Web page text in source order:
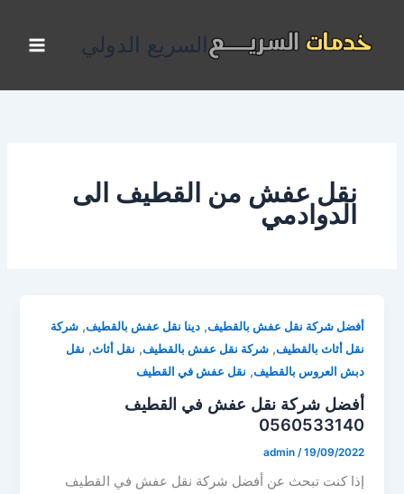
المحتوى
السريع الدولي
نقل عفش من القطيف الى
الدوادمي
أفضل شركة نقل عفش بالقطيف,دينا نقل عفش بالقطيف,شركة
نقل أثاث بالقطيف,شركة نقل عفش بالقطيف, نقل أثاث, نقل
دبش العروس بالقطيف, نقل عفش في القطيف
أفضل شركة نقل عفش في القطيف
0560533140
admin /19/09/2022
إذا كنت تبحث عن أفضل شركة نقل عفش في القطيف